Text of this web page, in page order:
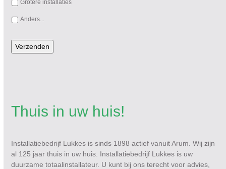
Grotere installaties
Anders...
Verzenden
Thuis in uw huis!
Installatiebedrijf Lukkes is sinds 1898 actief vanuit Arum. Wij zijn
al 125 jaar thuis in uw huis. Installatiebedrijf Lukkes is uw
duurzame totaalinstallateur. U kunt bij ons terecht voor advies,